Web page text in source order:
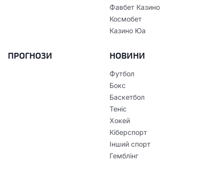
Фавбет Казино
Космобет
Казино Юа
ПРОГНОЗИ НОВИНИ
Футбол
Бокс
Баскетбол
Теніс
Хокей
Кіберспорт
Інший спорт
Гемблінг